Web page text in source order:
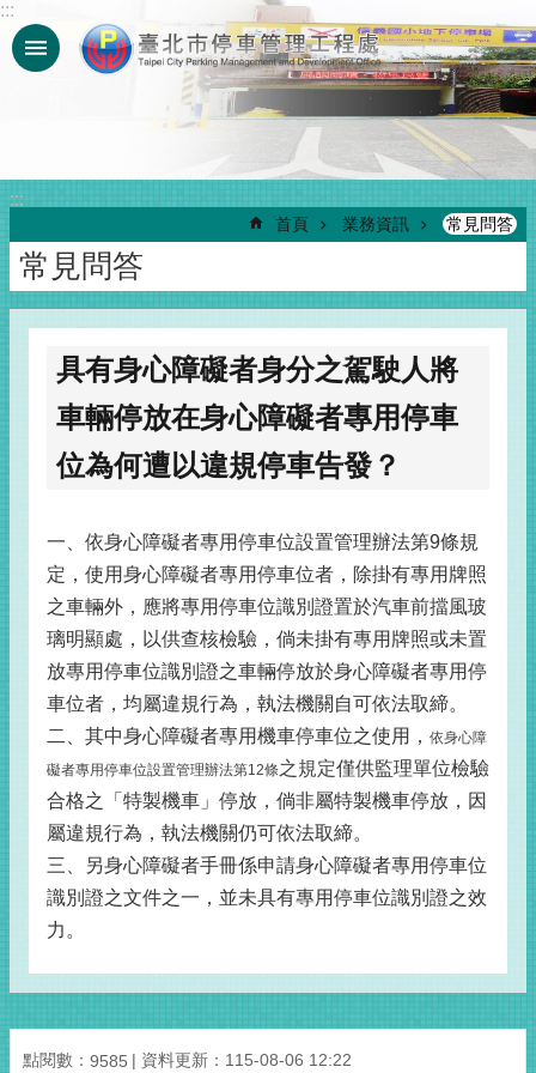
跳到主要內容區塊
:::
:::
首頁 業務資訊 常見問答
常見問答
具有身心障礙者身分之駕駛人將
車輛停放在身心障礙者專用停車
位為何遭以違規停車告發？
一、依身心障礙者專用停車位設置管理辦法第9條規
定，使用身心障礙者專用停車位者，除掛有專用牌照
之車輛外，應將專用停車位識別證置於汽車前擋風玻
璃明顯處，以供查核檢驗，倘未掛有專用牌照或未置
放專用停車位識別證之車輛停放於身心障礙者專用停
車位者，均屬違規行為，執法機關自可依法取締。
二、其中身心障礙者專用機車停車位之使用， 依身心障
礙者專用停車位設置管理辦法第12條之規定僅供監理單位檢驗
合格之「特製機車」停放，倘非屬特製機車停放，因
屬違規行為，執法機關仍可依法取締。
三、另身心障礙者手冊係申請身心障礙者專用停車位
識別證之文件之一，並未具有專用停車位識別證之效
力。
點閱數： 9585 資料更新：115-08-06 12:22